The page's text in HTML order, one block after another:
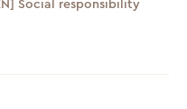
Social responsibility